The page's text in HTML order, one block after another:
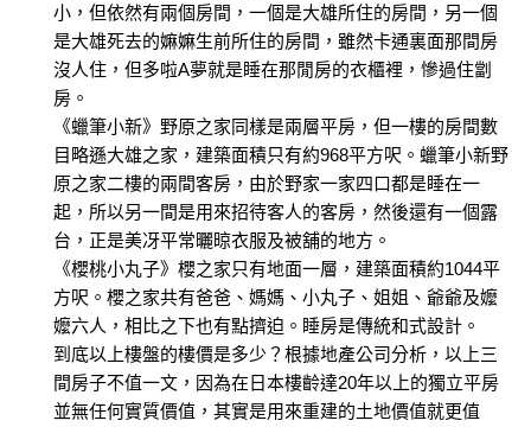
小，但依然有兩個房間，一個是大雄所住的房間，另一個
是大雄死去的嫲嫲生前所住的房間，雖然卡通裏面那間房
沒人住，但多啦A夢就是睡在那閒房的衣櫃裡，慘過住劏
房。
《蠟筆小新》野原之家同樣是兩層平房，但一樓的房間數
目略遜大雄之家，建築面積只有約968平方呎。蠟筆小新野
原之家二樓的兩間客房，由於野家一家四口都是睡在一
起，所以另一間是用來招待客人的客房，然後還有一個露
台，正是美冴平常曬晾衣服及被舖的地方。
《櫻桃小丸子》櫻之家只有地面一層，建築面積約1044平
方呎。櫻之家共有爸爸、媽媽、小丸子、姐姐、爺爺及嬤
嬤六人，相比之下也有點擠迫。睡房是傳統和式設計。
到底以上樓盤的樓價是多少？根據地產公司分析，以上三
間房子不值一文，因為在日本樓齡達20年以上的獨立平房
並無任何實質價值，其實是用來重建的土地價值就更值